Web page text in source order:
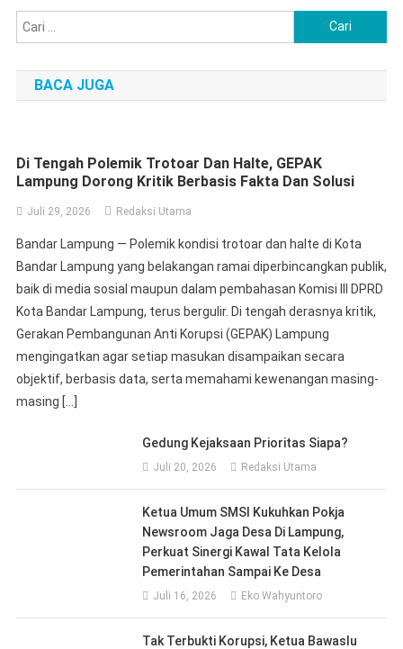
untuk:
BACA JUGA
Di Tengah Polemik Trotoar Dan Halte, GEPAK
Lampung Dorong Kritik Berbasis Fakta Dan Solusi
Juli 29, 2026 Redaksi Utama
Bandar Lampung — Polemik kondisi trotoar dan halte di Kota
Bandar Lampung yang belakangan ramai diperbincangkan publik,
baik di media sosial maupun dalam pembahasan Komisi III DPRD
Kota Bandar Lampung, terus bergulir. Di tengah derasnya kritik,
Gerakan Pembangunan Anti Korupsi (GEPAK) Lampung
mengingatkan agar setiap masukan disampaikan secara
objektif, berbasis data, serta memahami kewenangan masing-
masing […]
Gedung Kejaksaan Prioritas Siapa?
Juli 20, 2026 Redaksi Utama
Ketua Umum SMSI Kukuhkan Pokja
Newsroom Jaga Desa Di Lampung,
Perkuat Sinergi Kawal Tata Kelola
Pemerintahan Sampai Ke Desa
Juli 16, 2026 Eko Wahyuntoro
Tak Terbukti Korupsi, Ketua Bawaslu